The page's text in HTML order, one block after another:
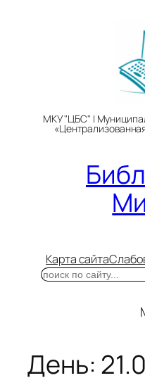
МКУ "ЦБС" |
Карта сайта
Поиск
День: